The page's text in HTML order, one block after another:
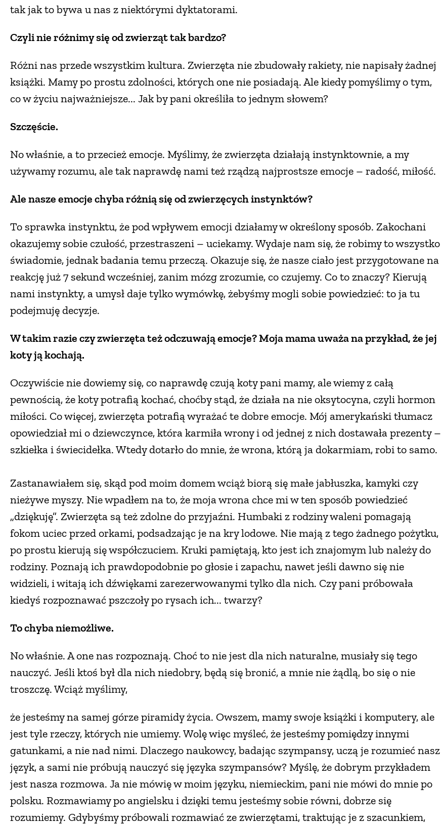
tak jak to bywa u nas z niektórymi dyktatorami.
Czyli nie różnimy się od zwierząt tak bardzo?
Różni nas przede wszystkim kultura. Zwierzęta nie zbudowały rakiety, nie napisały żadnej
książki. Mamy po prostu zdolności, których one nie posiadają. Ale kiedy pomyślimy o tym,
co w życiu najważniejsze... Jak by pani określiła to jednym słowem?
Szczęście.
No właśnie, a to przecież emocje. Myślimy, że zwierzęta działają instynktownie, a my
używamy rozumu, ale tak naprawdę nami też rządzą najprostsze emocje – radość, miłość.
Ale nasze emocje chyba różnią się od zwierzęcych instynktów?
To sprawka instynktu, że pod wpływem emocji działamy w określony sposób. Zakochani
okazujemy sobie czułość, przestraszeni – uciekamy. Wydaje nam się, że robimy to wszystko
świadomie, jednak badania temu przeczą. Okazuje się, że nasze ciało jest przygotowane na
reakcję już 7 sekund wcześniej, zanim mózg zrozumie, co czujemy. Co to znaczy? Kierują
nami instynkty, a umysł daje tylko wymówkę, żebyśmy mogli sobie powiedzieć: to ja tu
podejmuję decyzje.
W takim razie czy zwierzęta też odczuwają emocje? Moja mama uważa na przykład, że jej
koty ją kochają.
Oczywiście nie dowiemy się, co naprawdę czują koty pani mamy, ale wiemy z całą
pewnością, że koty potrafią kochać, choćby stąd, że działa na nie oksytocyna, czyli hormon
miłości. Co więcej, zwierzęta potrafią wyrażać te dobre emocje. Mój amerykański tłumacz
opowiedział mi o dziewczynce, która karmiła wrony i od jednej z nich dostawała prezenty –
szkiełka i świecidełka. Wtedy dotarło do mnie, że wrona, którą ja dokarmiam, robi to samo.
Zastanawiałem się, skąd pod moim domem wciąż biorą się małe jabłuszka, kamyki czy
nieżywe myszy. Nie wpadłem na to, że moja wrona chce mi w ten sposób powiedzieć
„dziękuję”. Zwierzęta są też zdolne do przyjaźni. Humbaki z rodziny waleni pomagają
fokom uciec przed orkami, podsadzając je na kry lodowe. Nie mają z tego żadnego pożytku,
po prostu kierują się współczuciem. Kruki pamiętają, kto jest ich znajomym lub należy do
rodziny. Poznają ich prawdopodobnie po głosie i zapachu, nawet jeśli dawno się nie
widzieli, i witają ich dźwiękami zarezerwowanymi tylko dla nich. Czy pani próbowała
kiedyś rozpoznawać pszczoły po rysach ich... twarzy?
To chyba niemożliwe.
No właśnie. A one nas rozpoznają. Choć to nie jest dla nich naturalne, musiały się tego
nauczyć. Jeśli ktoś był dla nich niedobry, będą się bronić, a mnie nie żądlą, bo się o nie
troszczę. Wciąż myślimy,
że jesteśmy na samej górze piramidy życia. Owszem, mamy swoje książki i komputery, ale
jest tyle rzeczy, których nie umiemy. Wolę więc myśleć, że jesteśmy pomiędzy innymi
gatunkami, a nie nad nimi. Dlaczego naukowcy, badając szympansy, uczą je rozumieć nasz
język, a sami nie próbują nauczyć się języka szympansów? Myślę, że dobrym przykładem
jest nasza rozmowa. Ja nie mówię w moim języku, niemieckim, pani nie mówi do mnie po
polsku. Rozmawiamy po angielsku i dzięki temu jesteśmy sobie równi, dobrze się
rozumiemy. Gdybyśmy próbowali rozmawiać ze zwierzętami, traktując je z szacunkiem,